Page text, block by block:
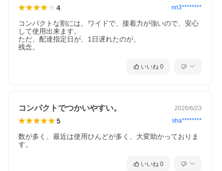
4 nn3********
コンパクトな割には、ワイドで、接着力が強いので、安心
して使用出来ます。
ただ、配達指定日が、1日遅れたのが、
残念。
いいね 0
コンパクトでつかいやすい。 2026/6/23
5 sha********
数が多く、最近は使用ひんどが多く、大変助かっておりま
す。
いいね 0